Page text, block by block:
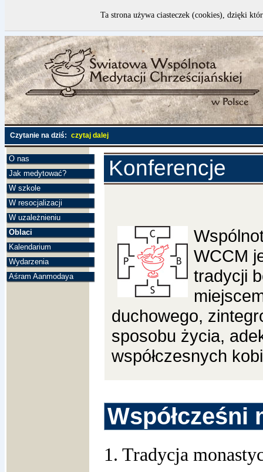
Czytanie na dziś: czytaj dalej
O nas
Jak medytować?
W szkole
W resocjalizacji
W uzależnieniu
Oblaci
Kalendarium
Wydarzenia
Aśram Aanmodaya
Konferencje
WCCM
tradycji
duchowego,
sposobu życia,
współczesnych
Współcześni
1. Tradycja
Ta strona używa ciasteczek (cookies), dzięki